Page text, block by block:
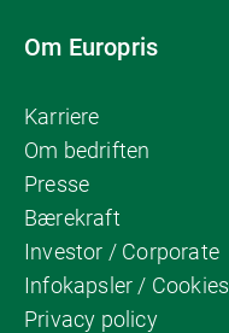
Om Europris
Karriere
Om bedriften
Presse
Bærekraft
Investor / Corporate
Infokapsler / Cookies
Privacy policy